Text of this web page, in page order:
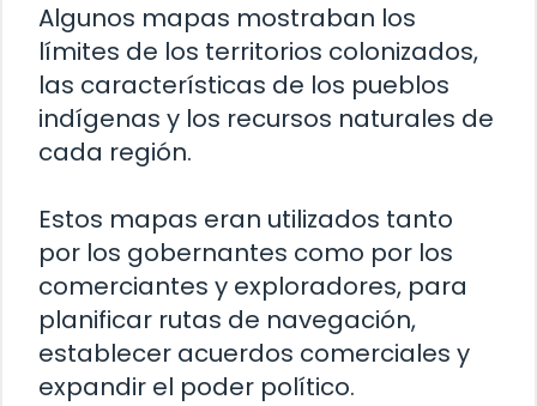
Algunos mapas mostraban los
límites de los territorios colonizados,
las características de los pueblos
indígenas y los recursos naturales de
cada región.
Estos mapas eran utilizados tanto
por los gobernantes como por los
comerciantes y exploradores, para
planificar rutas de navegación,
establecer acuerdos comerciales y
expandir el poder político.